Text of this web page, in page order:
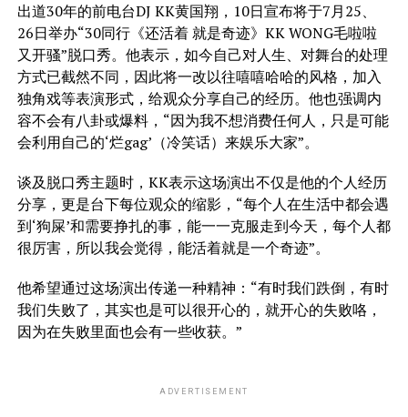
出道30年的前电台DJ KK黄国翔，10日宣布将于7月25、
26日举办“30同行《还活着 就是奇迹》KK WONG毛啦啦
又开骚”脱口秀。他表示，如今自己对人生、对舞台的处理
方式已截然不同，因此将一改以往嘻嘻哈哈的风格，加入
独角戏等表演形式，给观众分享自己的经历。他也强调内
容不会有八卦或爆料，“因为我不想消费任何人，只是可能
会利用自己的‘烂gag’（冷笑话）来娱乐大家”。
谈及脱口秀主题时，KK表示这场演出不仅是他的个人经历
分享，更是台下每位观众的缩影，“每个人在生活中都会遇
到‘狗屎’和需要挣扎的事，能一一克服走到今天，每个人都
很厉害，所以我会觉得，能活着就是一个奇迹”。
他希望通过这场演出传递一种精神：“有时我们跌倒，有时
我们失败了，其实也是可以很开心的，就开心的失败咯，
因为在失败里面也会有一些收获。”
ADVERTISEMENT